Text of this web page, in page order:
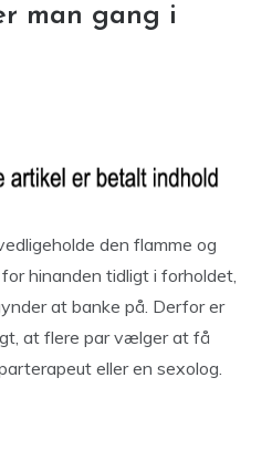
man gang i
den flamme og
hinanden tidligt i forholdet,
at banke på. Derfor er
at flere par vælger at få
eller en sexolog.